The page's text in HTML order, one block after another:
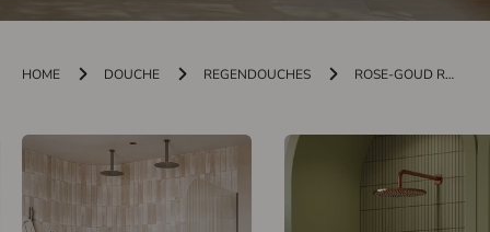
HOME DOUCHE REGENDOUCHES ROSE-GOUD REGENDOUCHES